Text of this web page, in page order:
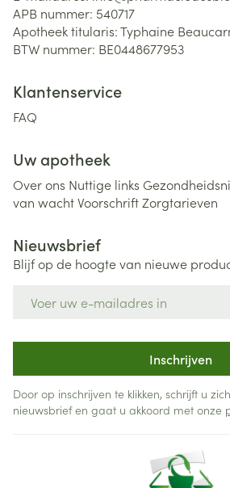
APB nummer: 540717
Apotheek titularis:Typhaine
BTW nummer: BE0448677953
Klantenservice
FAQ
Uw apotheek
Over ons Nuttige links
van wachtVoorschriftZorgtarieven
Nieuwsbrief
Blijf op de hoogte van nieuwe
Inschrijven
Door op inschrijven te klikken, schrijft u
nieuwsbrief en gaat u akkoord met onze